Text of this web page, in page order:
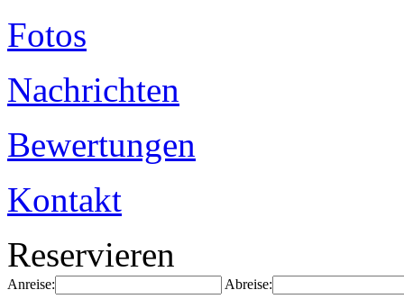
Fotos
Nachrichten
Bewertungen
Kontakt
Reservieren
Anreise: Abreise: